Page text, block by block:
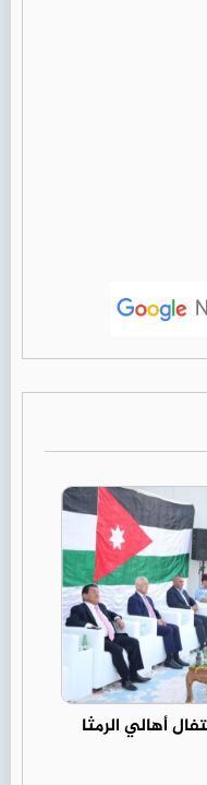
أهالي الرمثا